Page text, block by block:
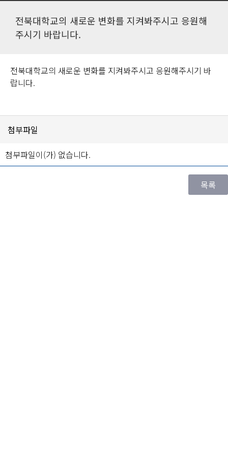
전북대학교의 새로운 변화를 지켜봐주시고 응원해
주시기 바랍니다.
전북대학교의 새로운 변화를 지켜봐주시고 응원해주시기 바
랍니다.
첨부파일
첨부파일이(가) 없습니다.